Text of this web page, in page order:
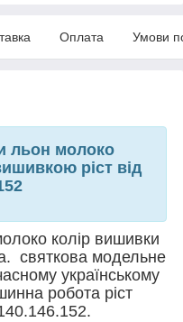
Оплата Умови
льон молоко
ріст від
колір вишивки
святкова модельне
українському
робота ріст